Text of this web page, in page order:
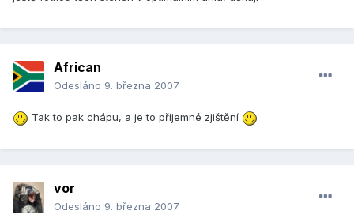
African
Odesláno 9. března 2007
Tak to pak chápu, a je to příjemné zjištění
vor
Odesláno 9. března 2007